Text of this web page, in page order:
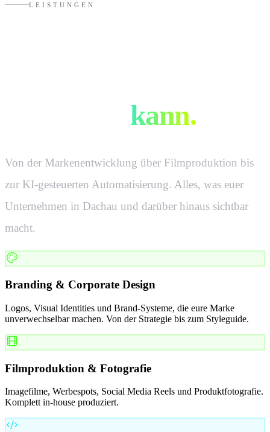
LEISTUNGEN
kann.
Von der Markenentwicklung über Filmproduktion bis
zur KI-gesteuerten Automatisierung. Alles, was euer
Unternehmen in Dachau und darüber hinaus sichtbar
macht.
Branding & Corporate Design
Logos, Visual Identities und Brand-Systeme, die eure Marke
unverwechselbar machen. Von der Strategie bis zum Styleguide.
Filmproduktion & Fotografie
Imagefilme, Werbespots, Social Media Reels und Produktfotografie.
Komplett in-house produziert.